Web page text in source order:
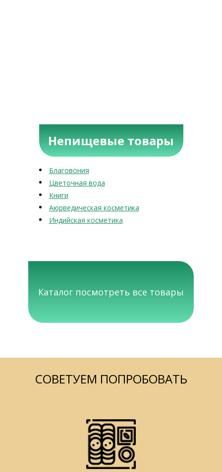
Непищевые товары
Благовония
Цветочная вода
Книги
Аюрведическая косметика
Индийская косметика
Каталог посмотреть все товары
СОВЕТУЕМ ПОПРОБОВАТЬ